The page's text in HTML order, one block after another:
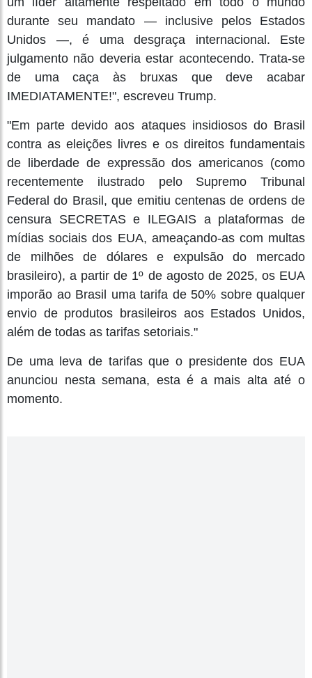
durante seu mandato — inclusive pelos Estados
Unidos —, é uma desgraça internacional. Este
julgamento não deveria estar acontecendo. Trata-se
de uma caça às bruxas que deve acabar
IMEDIATAMENTE!", escreveu Trump.
"Em parte devido aos ataques insidiosos do Brasil
contra as eleições livres e os direitos fundamentais
de liberdade de expressão dos americanos (como
recentemente ilustrado pelo Supremo Tribunal
Federal do Brasil, que emitiu centenas de ordens de
censura SECRETAS e ILEGAIS a plataformas de
mídias sociais dos EUA, ameaçando-as com multas
de milhões de dólares e expulsão do mercado
brasileiro), a partir de 1º de agosto de 2025, os EUA
imporão ao Brasil uma tarifa de 50% sobre qualquer
envio de produtos brasileiros aos Estados Unidos,
além de todas as tarifas setoriais."
De uma leva de tarifas que o presidente dos EUA
anunciou nesta semana, esta é a mais alta até o
momento.